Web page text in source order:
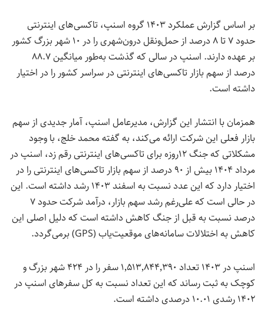
بر اساس گزارش عملکرد ۱۴۰۳ گروه اسنپ، تاکسی‌های اینترنتی
حدود ۷ تا ۸ درصد از حمل‌ونقل درون‌شهری را در ۱۰ شهر بزرگ کشور
بر عهده دارند.
اسنپ در سالی که گذشت به‌طور میانگین ۸۸.۷
درصد از سهم بازار تاکسی‌های اینترنتی در سراسر کشور را در اختیار
داشته است.
همزمان با انتشار این گزارش، مدیرعامل اسنپ، آمار جدیدی از سهم
بازار فعلی این شرکت ارائه می‌کند، به گفته محمد خلج، با وجود
مشکلاتی که جنگ ۱۲روزه برای تاکسی‌های اینترنتی رقم زد، اسنپ در
مرداد ۱۴۰۴ بیش از ۹۰ درصد از سهم بازار تاکسی‌های اینترنتی را در
اختیار دارد که این عدد نسبت به اسفند ۱۴۰۳ رشد داشته است. این
در حالی است که علی‌رغم رشد سهم بازار، درآمد شرکت حدود ۷
درصد نسبت به قبل از جنگ کاهش داشته است که دلیل اصلی این
کاهش به اختلالات سامانه‌های موقعیت‌یاب (GPS) برمی‌گردد.
اسنپ در ۱۴۰۳ تعداد ۱٬۵۱۳٬۸۴۴٬۳۹۰ سفر را در ۴۲۴ شهر بزرگ و
کوچک به ثبت رساند که این تعداد نسبت به کل سفرهای اسنپ در
۱۴۰۲ رشدی ۱۰.۰۱ درصدی داشته است.